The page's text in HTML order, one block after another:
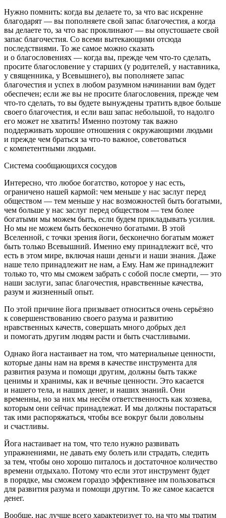
Нужно помнить: когда вы делаете то, за что вас искренне
благодарят — вы пополняете свой запас благочестия, а когда
вы делаете то, за что вас проклинают — вы опустошаете свой
запас благочестия. Со всеми вытекающими отсюда
последствиями. То же самое можно сказать
и о благословениях — когда вы, прежде чем что-то сделать,
просите благословение у старших (у родителей, у наставника,
у священника, у Всевышнего), вы пополняете запас
благочестия и успех в любом разумном начинании вам будет
обеспечен; если же вы не просите благословения, прежде чем
что-то сделать, то вы будете вынуждены тратить вдвое больше
своего благочестия, и если ваш запас небольшой, то надолго
его может не хватить! Именно поэтому так важно
поддерживать хорошие отношения с окружающими людьми
и прежде чем браться за что-то важное, советоваться
с компетентными людьми.
Система сообщающихся сосудов
Интересно, что любое богатство, которое у нас есть,
ограничено нашей кармой: чем меньше у нас заслуг перед
обществом — тем меньше у нас возможностей быть богатыми,
чем больше у нас заслуг перед обществом — тем более
богатыми мы можем быть, если будем прикладывать усилия.
Но мы не можем быть бесконечно богатыми. В этой
Вселенной, с точки зрения йоги, бесконечно богатым может
быть только Всевышний. Именно ему принадлежит всё, что
есть в этом мире, включая наши деньги и наши знания. Даже
наше тело принадлежит не нам, а Ему. Нам же принадлежит
только то, что мы сможем забрать с собой после смерти, — это
наши заслуги, запас благочестия, нравственные качества,
разум и жизненный опыт.
По этой причине йога призывает относиться очень серьёзно
к совершенствованию своего разума и развитию
нравственных качеств, совершать много добрых дел
и помогать другим людям расти и быть счастливыми.
Однако йога настаивает на том, что материальные ценности,
которые даны нам на время в качестве инструмента для
развития разума и помощи другим, должны быть также
ценимы и хранимы, как и вечные ценности. Это касается
и нашего тела, и наших денег, и наших знаний. Они
временны, но за них мы несём ответственность как хозяева,
которым они сейчас принадлежат. И мы должны постараться
так ими распоряжаться, чтобы все вокруг были довольны
и счастливы.
Йога настаивает на том, что тело нужно развивать
упражнениями, не давать ему болеть или страдать, следить
за тем, чтобы оно хорошо питалось и достаточное количество
времени отдыхало. Потому что если этот инструмент будет
в порядке, мы сможем гораздо эффективнее им пользоваться
для развития разума и помощи другим. То же самое касается
денег.
Вообще, нас лучше всего характеризует то, на что мы тратим